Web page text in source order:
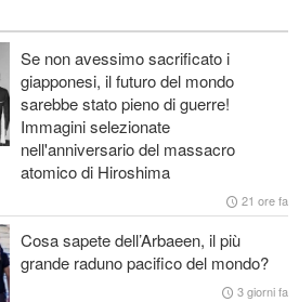
per oltre 700 militari statunitensi
La diplomazia teatrale in loop è
nazionale dell'Iran è superiore a
e Oman non significa la completa
Se non avessimo sacrificato i
giapponesi, il futuro del mondo
sarebbe stato pieno di guerre!
Immagini selezionate
nell'anniversario del massacro
atomico di Hiroshima
21 ore fa
Cosa sapete dell’Arbaeen, il più
grande raduno pacifico del mondo?
3 giorni fa